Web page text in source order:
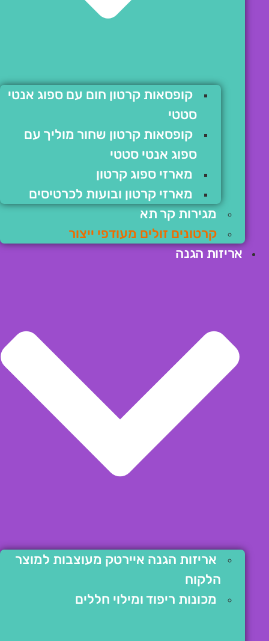
קופסאות קרטון חום עם ספוג אנטי
סטטי
קופסאות קרטון שחור מוליך עם
ספוג אנטי סטטי
מארזי ספוג קרטון
מארזי קרטון ובועות לכרטיסים
מגירות קר תא
קרטונים זולים מעודפי ייצור
אריזות הגנה
אריזות הגנה איירטק מעוצבות למוצר
הלקוח
מכונות ריפוד ומילוי חללים